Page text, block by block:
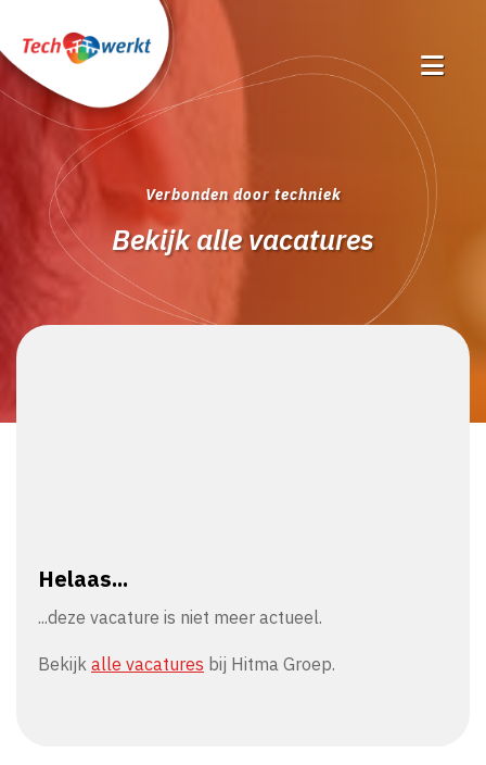
Verbonden door techniek
Bekijk alle vacatures
Helaas...
...deze vacature is niet meer actueel.
Bekijk alle vacatures bij Hitma Groep.